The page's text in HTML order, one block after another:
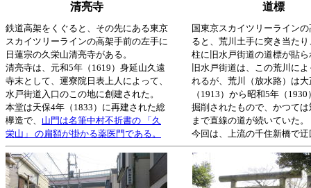
清亮寺 道標
鉄道高架をくぐると、その先にある東京
スカイツリーラインの高架手前の左手に
日蓮宗の久栄山清亮寺がある。
清亮寺は、元和5年（1619）身延山久遠
寺末として、運寮院日表上人によって、
水戸街道入口のこの地に創建された。
本堂は天保4年（1833）に再建された総
欅造で、 山門は名筆中村不折書の 「久
栄山」 の扁額が掛かる薬医門である。
国東京スカイツリーライン
ると、荒川土手に突き当た
柱に旧水戸街道の道標が貼
旧水戸街道は、この荒川に
れるが、荒川（放水路）は大
（1913）から昭和5年（
掘削されたもので、かつて
まで直線の道が続いていた。
今回は、上流の千住新橋で